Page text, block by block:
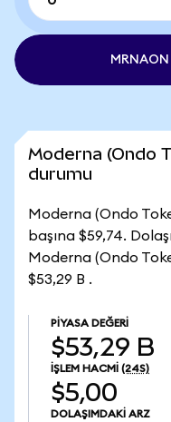
MRNAON
Moderna (Ondo
durumu
Moderna (Ondo
başına $59,74.
Moderna (Ondo
$53,29 B .
PIYASA DEĞERI
$53,29 B
İŞLEM HACMI (24S)
$5,00
DOLAŞIMDAKI ARZ